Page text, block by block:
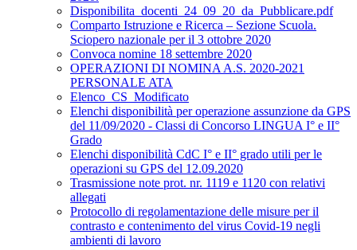
Disponibilita_docenti_24_09_20_da_Pubblicare.pdf
Comparto Istruzione e Ricerca – Sezione Scuola.
Sciopero nazionale per il 3 ottobre 2020
Convoca nomine 18 settembre 2020
OPERAZIONI DI NOMINA A.S. 2020-2021
PERSONALE ATA
Elenco_CS_Modificato
Elenchi disponibilità per operazione assunzione da GPS
del 11/09/2020 - Classi di Concorso LINGUA I° e II°
Grado
Elenchi disponibilità CdC I° e II° grado utili per le
operazioni su GPS del 12.09.2020
Trasmissione note prot. nr. 1119 e 1120 con relativi
allegati
Protocollo di regolamentazione delle misure per il
contrasto e contenimento del virus Covid-19 negli
ambienti di lavoro